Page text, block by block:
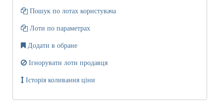
Пошук по лотах користувача
Лоти по параметрах
Додати в обране
Ігнорувати лоти продавця
Історія коливання ціни